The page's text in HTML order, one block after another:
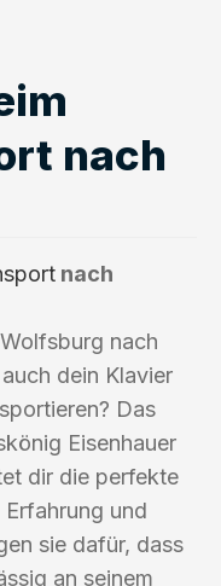
nach
nach
nach
dein Klavier
Das
Eisenhauer
dir die perfekte
und
sie dafür, dass
an seinem